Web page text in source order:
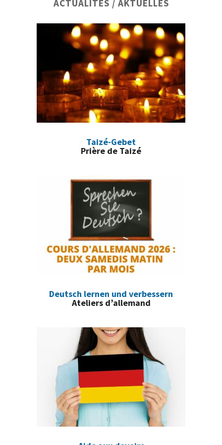
principale
ACTUALITÉS / AKTUELLES
Taizé-Gebet
Prière de Taizé
Deutsch lernen und verbessern
Ateliers d’allemand